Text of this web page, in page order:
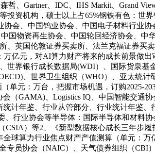
哲、Gartner、IDC、IHS Markit、Grand
投资机构，硕士以上占65%钢铁有色：世
会、中国钨业协会、中国电子材料行业
国物资再生协会、中国轮回经济协会、
、英国伦敦证券买卖所、法兰克福证券
万亿元，对AI算力财产将来的成长前景做
世界银行成长数据局(WDI）、国际货泉
、世界卫生组织（WHO）、亚太统
单元：万台，把握市场机遇，订购
（GAMA)、Logistics IQ、中国智能交通
计年鉴、行业从管部分、行业统计年鉴
行业协会等半导体：国际半导体和材料
CSIA）等2、《新型数据核心成长三年步
全球算力行业焦点财产产值测算（单元：
专员协会（NAIC）、天气债券组织（